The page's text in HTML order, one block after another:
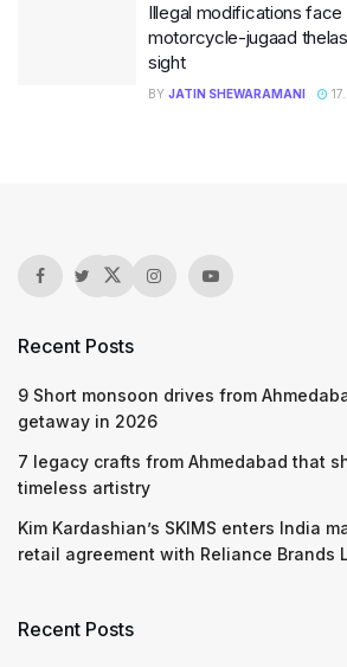
Illegal modifications
motorcycle-jugaad
sight
BY JATIN SHEWARAMANI
Recent Posts
9 Short monsoon drives from
getaway in 2026
7 legacy crafts from Ahmedabad that
timeless artistry
Kim Kardashian’s SKIMS enters India
retail agreement with Reliance Brands
Recent Posts